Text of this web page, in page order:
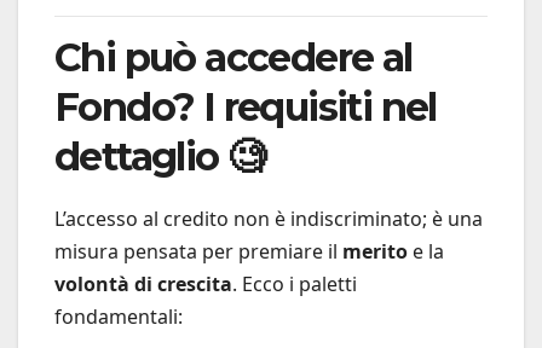
Chi può accedere al
Fondo? I requisiti nel
dettaglio 🧐
L’accesso al credito non è indiscriminato; è una
misura pensata per premiare il merito e la
volontà di crescita. Ecco i paletti
fondamentali: